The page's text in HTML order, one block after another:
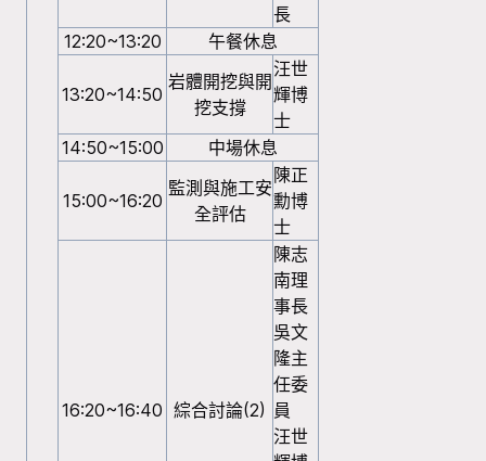
長
12:20~13:20
午餐休息
13:20~14:50
岩體開挖與開
挖支撐
汪世
輝博
士
14:50~15:00
中場休息
15:00~16:20
監測與施工安
全評估
陳正
勳博
士
16:20~16:40 綜合討論(2)
陳志
南理
事長
吳文
隆主
任委
員
汪世